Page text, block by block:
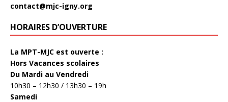
contact@mjc-igny.org
HORAIRES D’OUVERTURE
La MPT-MJC est ouverte :
Hors Vacances scolaires
Du Mardi au Vendredi
10h30 – 12h30 / 13h30 – 19h
Samedi